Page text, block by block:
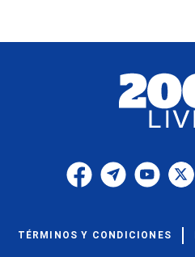
TÉRMINOS Y CONDICIONES